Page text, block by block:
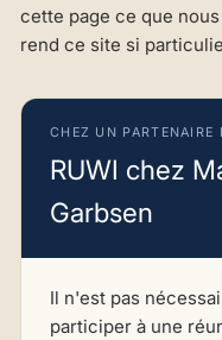
cette page ce que
rend ce site si
CHEZ UN PARTENAIRE
RUWI chez
Garbsen
Il n'est pas
participer à une